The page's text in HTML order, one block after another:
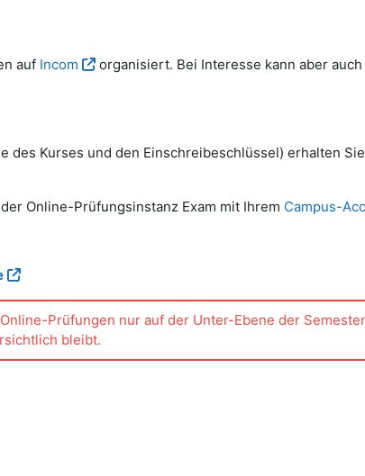
auf Incom
organisiert. Bei Interesse kann aber
des Kurses und den Einschreibeschlüssel) erhalten
Online-Prüfungsinstanz Exam mit Ihrem Campus-
Prüfungen nur auf der Unter-Ebene der
bleibt.